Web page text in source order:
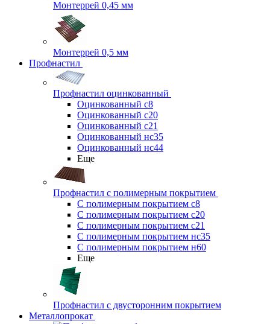
Монтеррей 0,45 мм
Монтеррей 0,5 мм
Профнастил
Профнастил оцинкованный
Оцинкованный с8
Оцинкованный с20
Оцинкованный с21
Оцинкованный нс35
Оцинкованный нс44
Еще
Профнастил с полимерным покрытием
С полимерным покрытием с8
С полимерным покрытием с20
С полимерным покрытием с21
С полимерным покрытием нс35
С полимерным покрытием н60
Еще
Профнастил с двусторонним покрытием
Металлопрокат